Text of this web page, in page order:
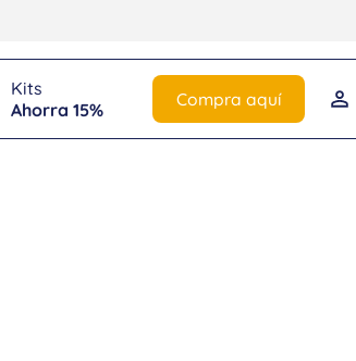
Kits
Ahorra 15%
Compra aquí